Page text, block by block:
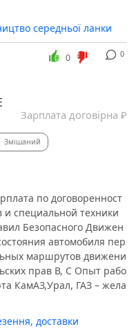
середньої ланки
0
0
Зарплата договірна ₽
Змішаний
по договоренност
и специальной техники
Безопасного Движен
автомобиля пер
маршрутов движени
прав В, C Опыт рабо
КамАЗ,Урал, ГАЗ – жела
доставки